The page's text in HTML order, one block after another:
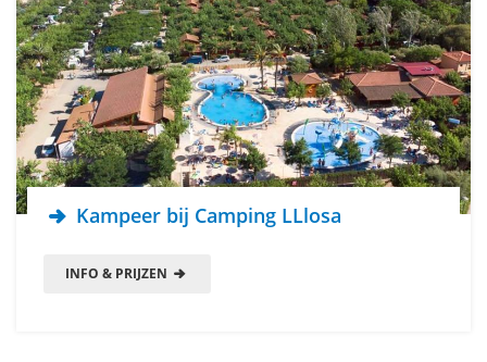
Kampeer bij Camping LLlosa
INFO & PRIJZEN